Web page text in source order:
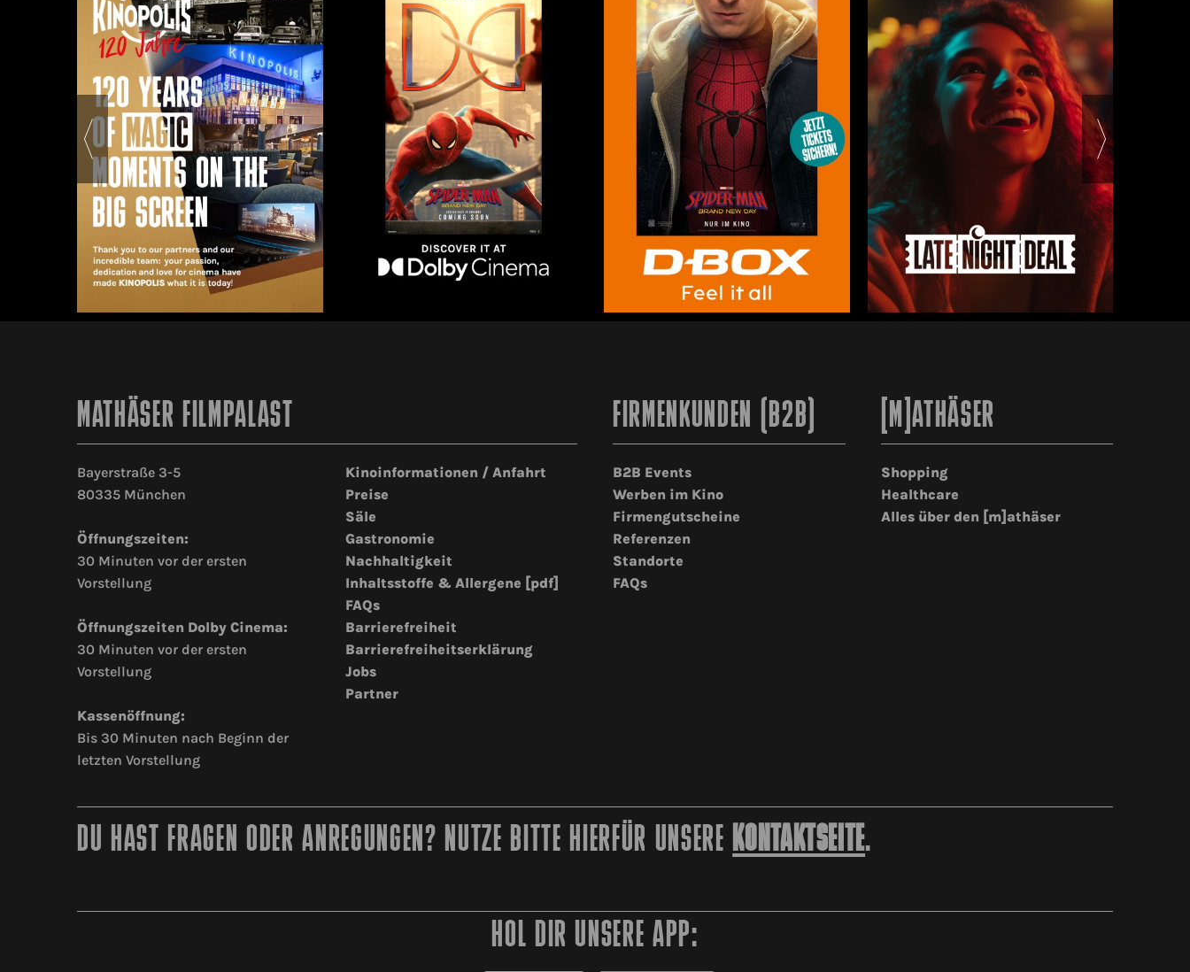
MATHÄSER FILMPALAST
Bayerstraße 3-5
80335 München
Öffnungszeiten:
30 Minuten vor der ersten
Vorstellung
Öffnungszeiten Dolby Cinema:
30 Minuten vor der ersten
Vorstellung
Kassenöffnung:
Bis 30 Minuten nach Beginn der
letzten Vorstellung
Kinoinformationen / Anfahrt
Preise
Säle
Gastronomie
Nachhaltigkeit
Inhaltsstoffe & Allergene [pdf]
FAQs
Barrierefreiheit
Barrierefreiheitserklärung
Jobs
Partner
FIRMENKUNDEN (B2B)
B2B Events
Werben im Kino
Firmengutscheine
Referenzen
Standorte
FAQs
[M]ATHÄSER
Shopping
Healthcare
Alles über den [m]athäser
DU HAST FRAGEN ODER ANREGUNGEN? NUTZE BITTE HIERFÜR UNSERE KONTAKTSEITE.
HOL DIR UNSERE APP: